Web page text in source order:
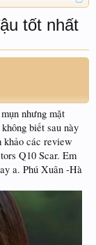
tốt nhất
nhưng mặt
biết sau này
khảo các review
Q10 Scar. Em
a. Phú Xuân -Hà